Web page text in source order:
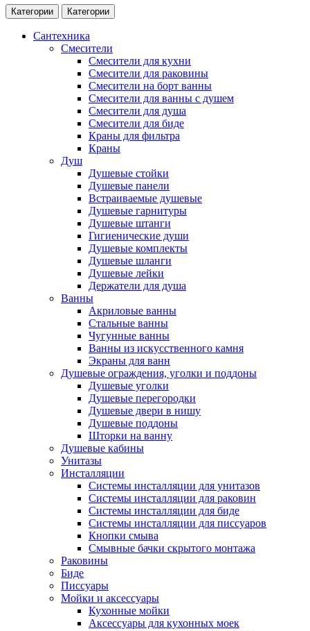
Категории Категории
Сантехника
Смесители
Смесители для кухни
Смесители для раковины
Смесители на борт ванны
Смесители для ванны с душем
Смесители для душа
Смесители для биде
Краны для фильтра
Краны
Душ
Душевые стойки
Душевые панели
Встраиваемые душевые
Душевые гарнитуры
Душевые штанги
Гигиенические души
Душевые комплекты
Душевые шланги
Душевые лейки
Держатели для душа
Ванны
Акриловые ванны
Стальные ванны
Чугунные ванны
Ванны из искусственного камня
Экраны для ванн
Душевые ограждения, уголки и поддоны
Душевые уголки
Душевые перегородки
Душевые двери в нишу
Душевые поддоны
Шторки на ванну
Душевые кабины
Унитазы
Инсталляции
Системы инсталляции для унитазов
Системы инсталляции для раковин
Системы инсталляции для биде
Системы инсталляции для писсуаров
Кнопки смыва
Смывные бачки скрытого монтажа
Раковины
Биде
Писсуары
Мойки и аксессуары
Кухонные мойки
Аксессуары для кухонных моек